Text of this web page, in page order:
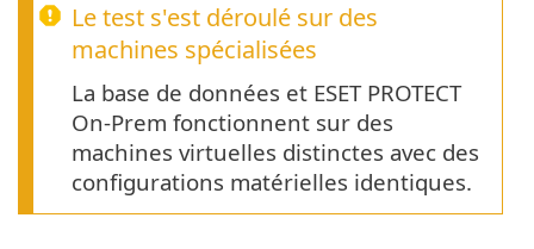
Le test s'est déroulé sur des
machines spécialisées
La base de données et ESET PROTECT
On-Prem fonctionnent sur des
machines virtuelles distinctes avec des
configurations matérielles identiques.